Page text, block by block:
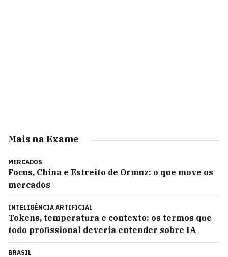
Mais na Exame
MERCADOS
Focus, China e Estreito de Ormuz: o que move os
mercados
INTELIGÊNCIA ARTIFICIAL
Tokens, temperatura e contexto: os termos que
todo profissional deveria entender sobre IA
BRASIL